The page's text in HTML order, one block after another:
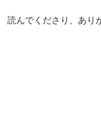
読んでくださり、あり